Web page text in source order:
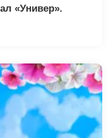
«Универ».